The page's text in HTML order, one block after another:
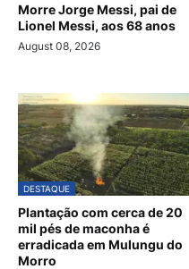
Morre Jorge Messi, pai de
Lionel Messi, aos 68 anos
August 08, 2026
DESTAQUE
Plantação com cerca de 20
mil pés de maconha é
erradicada em Mulungu do
Morro